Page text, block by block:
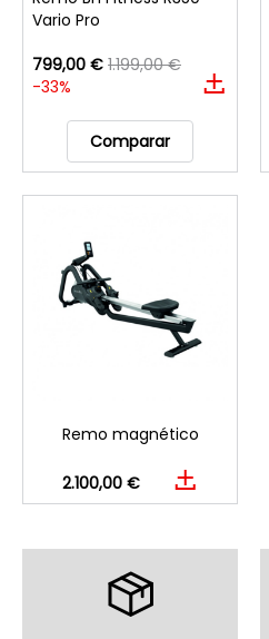
Vario Pro
799,00 € 1.199,00 €
-33%
Comparar
Remo magnético
2.100,00 €